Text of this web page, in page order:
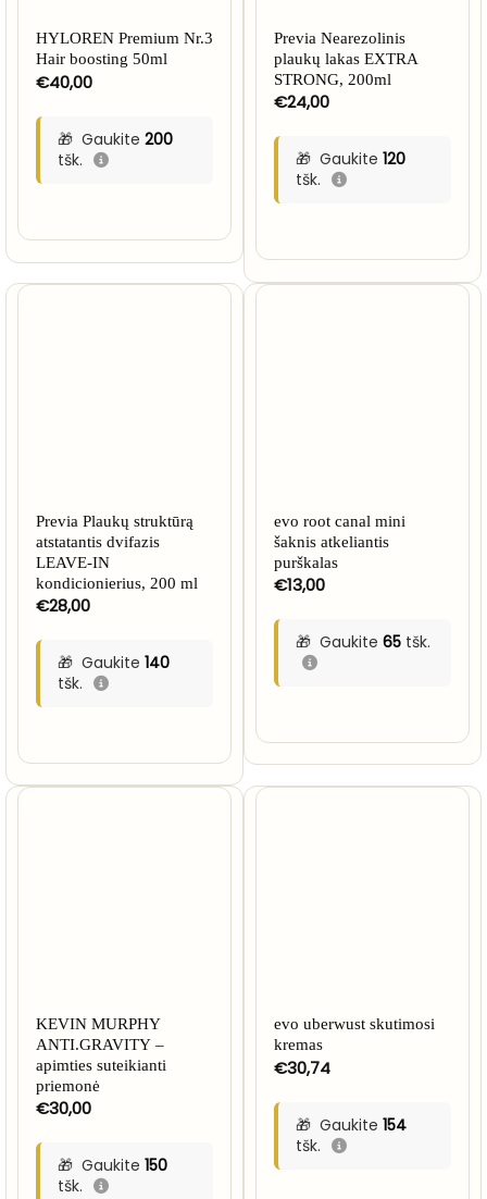
HYLOREN Premium Nr.3
Hair boosting 50ml
€40,00
Gaukite 200
tšk.
Previa Nearezolinis
plaukų lakas EXTRA
STRONG, 200ml
€24,00
Gaukite 120
tšk.
Previa Plaukų struktūrą
atstatantis dvifazis
LEAVE-IN
kondicionierius, 200 ml
€28,00
Gaukite 140
tšk.
evo root canal mini
šaknis atkeliantis
purškalas
€13,00
Gaukite 65tšk.
KEVIN MURPHY
ANTI.GRAVITY –
apimties suteikianti
priemonė
€30,00
Gaukite 150
tšk.
evo uberwust skutimosi
kremas
€30,74
Gaukite 154
tšk.